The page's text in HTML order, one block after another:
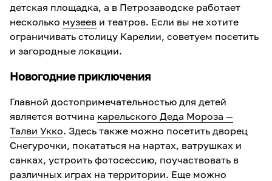
детская площадка, а в Петрозаводске работает
несколько музеев и театров. Если вы не хотите
ограничивать столицу Карелии, советуем посетить
и загородные локации.
Новогодние приключения
Главной достопримечательностью для детей
является вотчина карельского Деда Мороза —
Талви Укко. Здесь также можно посетить дворец
Снегурочки, покататься на нартах, ватрушках и
санках, устроить фотосессию, поучаствовать в
различных играх на территории. Еще можно